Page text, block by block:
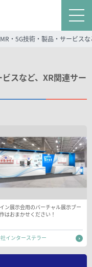
・5G技術・製品・サービス
スなど、XR関連サー
ン展示会用のバーチャル展示ブー
はおまかせください！
インターステラー